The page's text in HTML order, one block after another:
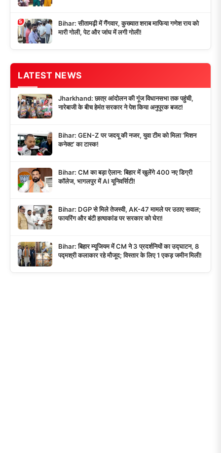
5
Bihar: सीतामढ़ी में गैंगवार, कुख्यात शराब माफिया गणेश राय को
मारी गोली, पेट और जांघ में लगी गोली!
LATEST NEWS
Jharkhand: छात्र आंदोलन की गूंज विधानसभा तक पहुंची,
नारेबाजी के बीच हेमंत सरकार ने पेश किया अनुपूरक बजट!
Bihar: GEN-Z पर जदयू की नजर, युवा टीम को मिला ‘मिशन
कनेक्ट’ का टास्क!
Bihar: CM का बड़ा ऐलान: बिहार में खुलेंगे 400 नए डिग्री
कॉलेज, भागलपुर में AI यूनिवर्सिटी!
Bihar: DGP से मिले तेजस्वी, AK-47 मामले पर उठाए सवाल;
फायरिंग और बंटी हत्याकांड पर सरकार को घेरा!
Bihar: बिहार म्यूजियम में CM ने 3 प्रदर्शनियों का उद्घाटन, 8
पद्मश्री कलाकार रहे मौजूद; विस्तार के लिए 1 एकड़ जमीन मिली!